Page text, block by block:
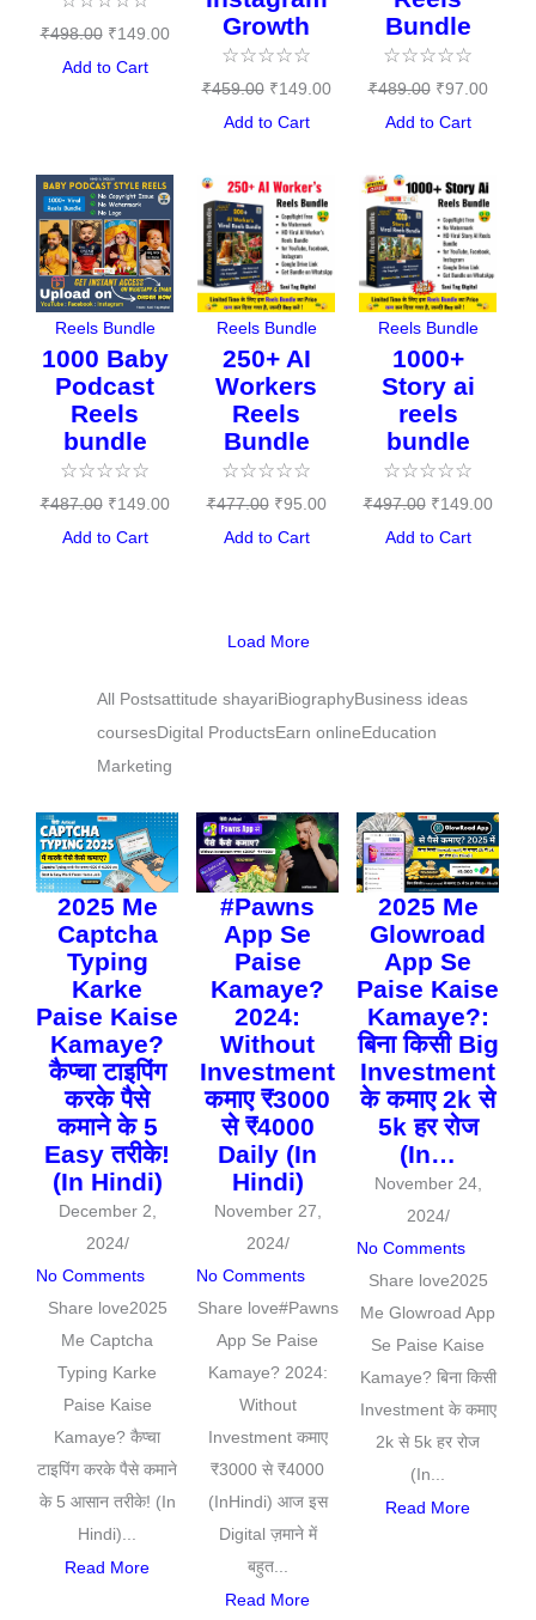
₹498.00 ₹149.00
Add to Cart
Growth
☆☆☆☆☆
₹459.00 ₹149.00
Add to Cart
Bundle
☆☆☆☆☆
₹489.00 ₹97.00
Add to Cart
Reels Bundle
1000 Baby
Podcast
Reels
bundle
☆☆☆☆☆
₹487.00
Original
price
was:
₹487.00.
₹149.00
Current
price
is:
₹149.00.
Add to Cart
Reels Bundle
250+ AI
Workers
Reels
Bundle
☆☆☆☆☆
₹477.00
Original
price
was:
₹477.00.
₹95.00
Current
price
is:
₹95.00.
Add to Cart
Reels Bundle
1000+
Story ai
reels
bundle
☆☆☆☆☆
₹497.00
Original
price
was:
₹497.00.
₹149.00
Add to Cart
Load More
All Postsattitude shayariBiographyBusiness ideas
coursesDigital ProductsEarn onlineEducation
Marketing
2025 Me
Captcha
Typing
Karke
Paise Kaise
Kamaye?
कैप्चा टाइपिंग
करके पैसे
कमाने के 5
Easy तरीके!
(In Hindi)
December 2,
2024/
No Comments
Share love2025
Me Captcha
Typing Karke
Paise Kaise
Kamaye? कैप्चा
टाइपिंग करके पैसे कमाने
के 5 आसान तरीके! (In
Hindi)...
Read More
#Pawns
App Se
Paise
Kamaye?
2024:
Without
Investment
कमाए ₹3000
से ₹4000
Daily (In
Hindi)
November 27,
2024/
No Comments
Share love#Pawns
App Se Paise
Kamaye? 2024:
Without
Investment कमाए
₹3000 से ₹4000
(InHindi) आज इस
Digital ज़माने में
बहुत...
Read More
2025 Me
Glowroad
App Se
Paise Kaise
Kamaye?:
बिना किसी Big
Investment
के कमाए 2k से
5k हर रोज
(In…
November 24,
2024/
No Comments
Share love2025
Me Glowroad App
Se Paise Kaise
Kamaye? बिना किसी
Investment के कमाए
2k से 5k हर रोज
(In...
Read More